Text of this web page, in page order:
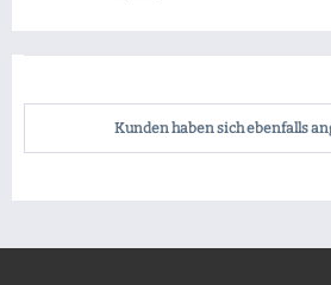
Kunden haben sich ebenfalls